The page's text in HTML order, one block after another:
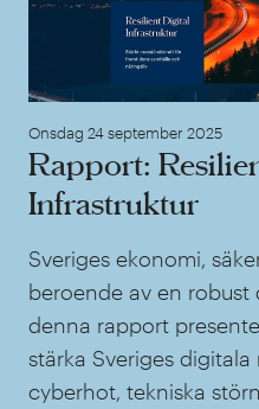
Onsdag 24 september 2025
Rapport:
Infrastruktur
Sveriges ekonomi,
beroende av en robust
denna rapport
stärka Sveriges
cyberhot, tekniska